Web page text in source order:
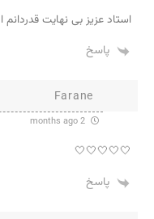
استاد عزیز بی نهایت قدردانم
پاسخ
Farane
🤍🤍🤍🤍🤍
پاسخ